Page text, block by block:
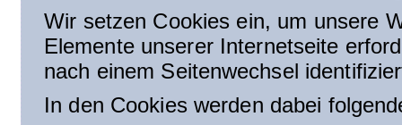
Wir setzen Cookies ein, um unsere
Elemente unserer Internetseite
nach einem Seitenwechsel
In den Cookies werden dabei